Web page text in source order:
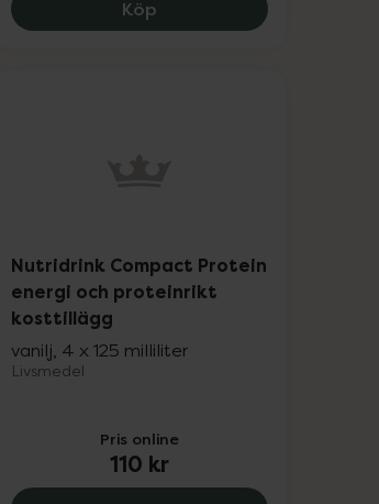
komplett kosttillägg, 105 kr.
KöpNutridrink Protein 2.0
Nutridrink Compact Protein
energi och proteinrikt
kosttillägg
vanilj, 4 x 125 milliliter
Livsmedel
Pris online
110 kr